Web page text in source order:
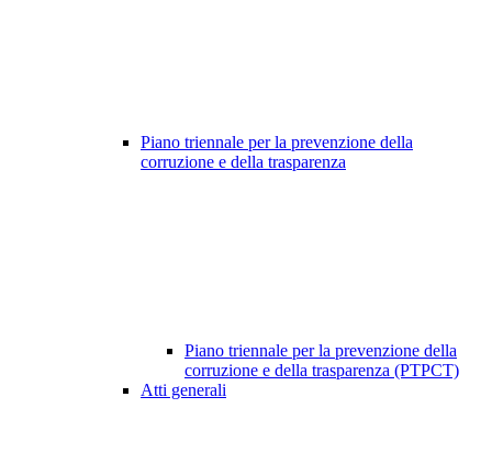
Piano triennale per la prevenzione della
corruzione e della trasparenza
Piano triennale per la prevenzione della
corruzione e della trasparenza (PTPCT)
Atti generali